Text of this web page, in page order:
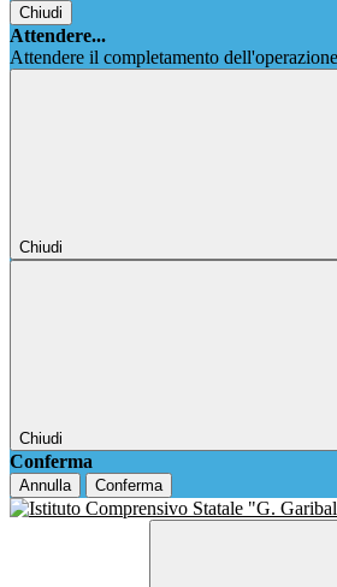
Chiudi
Attendere...
Attendere il completamento
Chiudi
Chiudi
Conferma
Annulla Conferma